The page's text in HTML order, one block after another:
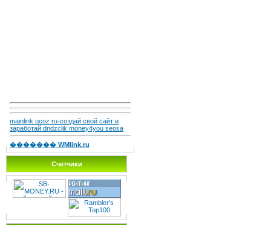
mainlink ucoz ru-создай свой сайт и
заработай dndzclik money4you seosa
������� WMlink.ru
Счетчики